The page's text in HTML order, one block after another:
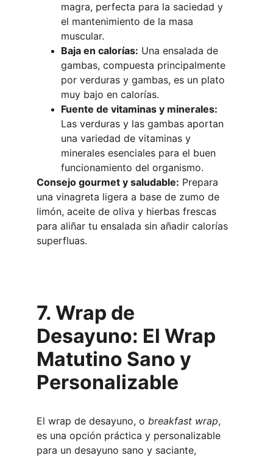
magra, perfecta para la saciedad y
el mantenimiento de la masa
muscular.
Baja en calorías: Una ensalada de
gambas, compuesta principalmente
por verduras y gambas, es un plato
muy bajo en calorías.
Fuente de vitaminas y minerales:
Las verduras y las gambas aportan
una variedad de vitaminas y
minerales esenciales para el buen
funcionamiento del organismo.
Consejo gourmet y saludable: Prepara
una vinagreta ligera a base de zumo de
limón, aceite de oliva y hierbas frescas
para aliñar tu ensalada sin añadir calorías
superfluas.
7. Wrap de
Desayuno: El Wrap
Matutino Sano y
Personalizable
El wrap de desayuno, o breakfast wrap,
es una opción práctica y personalizable
para un desayuno sano y saciante,